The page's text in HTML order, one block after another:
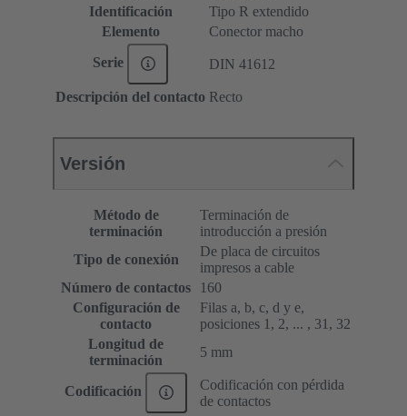
Identificación
Tipo R extendido
Elemento
Conector macho
Serie DIN 41612
Descripción del contacto Recto
Versión
Método de
terminación
Terminación de
introducción a presión
Tipo de conexión
De placa de circuitos
impresos a cable
Número de contactos
160
Configuración de
contacto
Filas a, b, c, d y e,
posiciones 1, 2, ... , 31, 32
Longitud de
terminación
5 mm
Codificación
Codificación con pérdida
de contactos